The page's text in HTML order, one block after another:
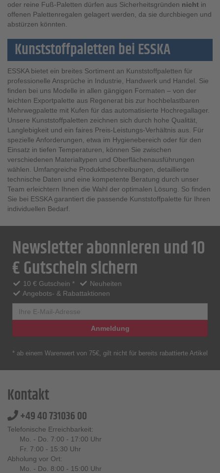
oder reine Fuß-Paletten dürfen aus Sicherheitsgründen nicht in
offenen Palettenregalen gelagert werden, da sie durchbiegen und
abstürzen könnten.
Kunststoffpaletten bei ESSKA
ESSKA bietet ein breites Sortiment an Kunststoffpaletten für
professionelle Ansprüche in Industrie, Handwerk und Handel. Sie
finden bei uns Modelle in allen gängigen Formaten – von der
leichten Exportpalette aus Regenerat bis zur hochbelastbaren
Mehrwegpalette mit Kufen für das automatisierte Hochregallager.
Unsere Kunststoffpaletten zeichnen sich durch hohe Qualität,
Langlebigkeit und ein faires Preis-Leistungs-Verhältnis aus. Für
spezielle Anforderungen, etwa im Hygienebereich oder für den
Einsatz in tiefen Temperaturen, können Sie zwischen
verschiedenen Materialtypen und Oberflächenausführungen
wählen. Umfangreiche Produktbeschreibungen, detaillierte
technische Daten und eine kompetente Beratung durch unser
Team erleichtern Ihnen die Wahl der optimalen Lösung. So finden
Sie bei ESSKA garantiert die passende Kunststoffpalette für Ihren
individuellen Bedarf.
Newsletter abonnieren und 10
€ Gutschein sichern
10 € Gutschein *
Neuheiten
Angebots- & Rabattaktionen
Anmeldung
* ab einem Warenwert von 75€, gilt nicht für bereits rabattierte Artikel
Kontakt
+49 40 731036 00
Telefonische Erreichbarkeit:
Mo. - Do. 7:00 - 17:00 Uhr
Fr. 7:00 - 15:30 Uhr
Abholung vor Ort:
Mo. - Do. 8:00 - 15:00 Uhr